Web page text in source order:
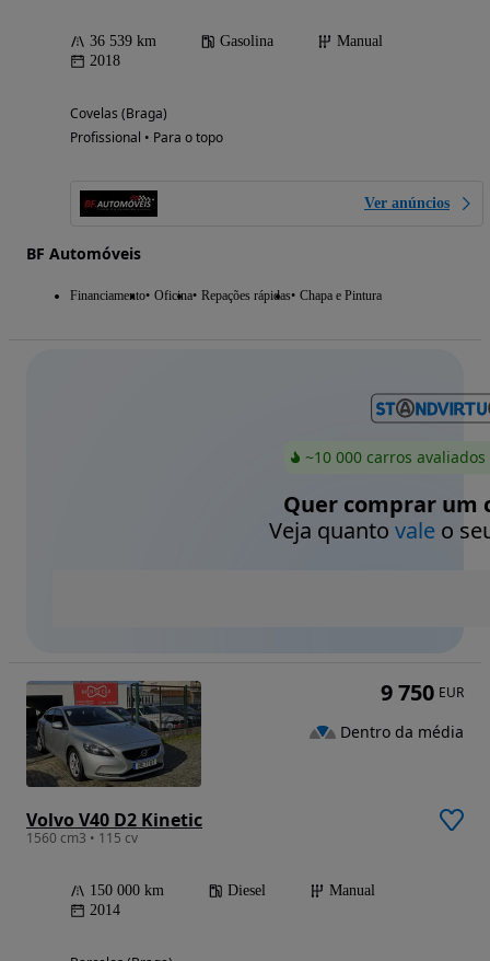
36 539 km Gasolina
Manual
2018
Covelas (Braga)
Profissional • Para o topo
Ver anúncios
BF Automóveis
Financiamento Oficina Repações rápidas Chapa e Pintura
~10 000 carros
Quer comprar um
Veja quanto valeo
Volvo V40 D2 Kinetic
1560 cm3 • 115 cv
150 000 km Diesel
Manual
2014
9 750 EUR
Dentro da média